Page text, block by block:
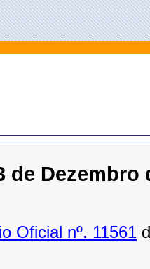
de Dezembro
Oficial nº. 11561